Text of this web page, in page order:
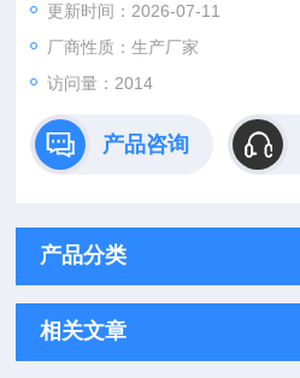
更新时间：2026-07-11
厂商性质：生产厂家
访问量：2014
产品咨询
产品分类
相关文章